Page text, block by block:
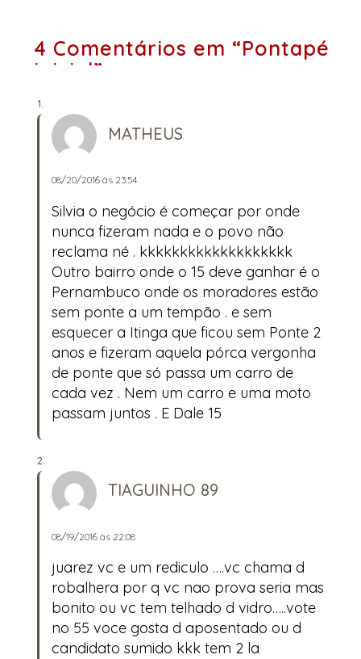
4 Comentários em “Pontapé
inicial”
MATHEUS
08/20/2016 às 23:54
Silvia o negócio é começar por onde
nunca fizeram nada e o povo não
reclama né . kkkkkkkkkkkkkkkkkkk
Outro bairro onde o 15 deve ganhar é o
Pernambuco onde os moradores estão
sem ponte a um tempão . e sem
esquecer a Itinga que ficou sem Ponte 2
anos e fizeram aquela pórca vergonha
de ponte que só passa um carro de
cada vez . Nem um carro e uma moto
passam juntos . E Dale 15
TIAGUINHO 89
08/19/2016 às 22:08
juarez vc e um rediculo ….vc chama d
robalhera por q vc nao prova seria mas
bonito ou vc tem telhado d vidro…..vote
no 55 voce gosta d aposentado ou d
candidato sumido kkk tem 2 la